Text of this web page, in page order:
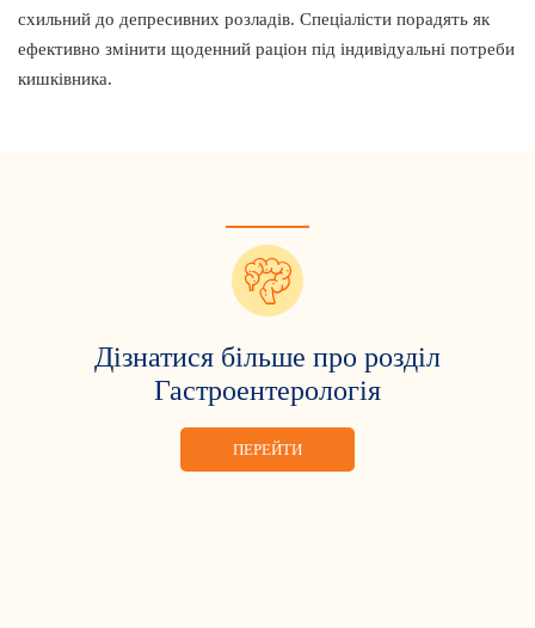
схильний до депресивних розладів. Спеціалісти порадять як
ефективно змінити щоденний раціон під індивідуальні потреби
кишківника.
Дізнатися більше про розділ
Гастроентерологія
ПЕРЕЙТИ